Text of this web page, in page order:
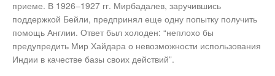
приеме. В 1926–1927 гг. Мирбадалев, заручившись
поддержкой Бейли, предпринял еще одну попытку получить
помощь Англии. Ответ был холоден: “неплохо бы
предупредить Мир Хайдара о невозможности использования
Индии в качестве базы своих действий”.